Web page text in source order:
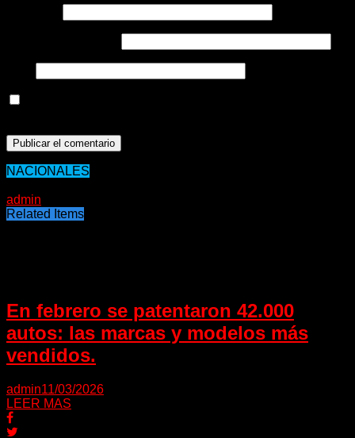
NACIONALES
admin
Related Items
En febrero se patentaron 42.000
autos: las marcas y modelos más
vendidos.
admin11/03/2026
LEER MAS